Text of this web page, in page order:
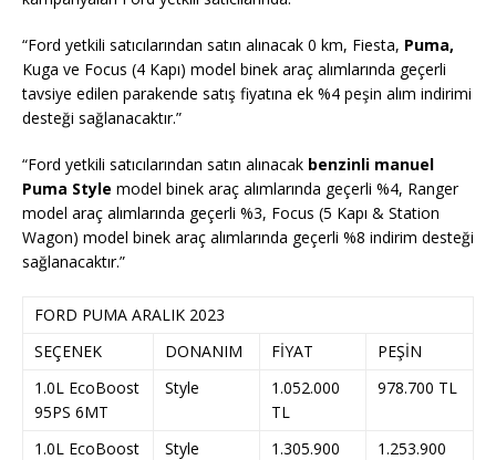
“Ford yetkili satıcılarından satın alınacak 0 km, Fiesta, Puma,
Kuga ve Focus (4 Kapı) model binek araç alımlarında geçerli
tavsiye edilen parakende satış fiyatına ek %4 peşin alım indirimi
desteği sağlanacaktır.”
“Ford yetkili satıcılarından satın alınacak benzinli manuel
Puma Style model binek araç alımlarında geçerli %4, Ranger
model araç alımlarında geçerli %3, Focus (5 Kapı & Station
Wagon) model binek araç alımlarında geçerli %8 indirim desteği
sağlanacaktır.”
FORD PUMA ARALIK 2023
SEÇENEK
DONANIM FİYAT
PEŞİN
1.0L EcoBoost
95PS 6MT
Style
1.052.000
TL
978.700 TL
1.0L EcoBoost
Style
1.305.900
1.253.900